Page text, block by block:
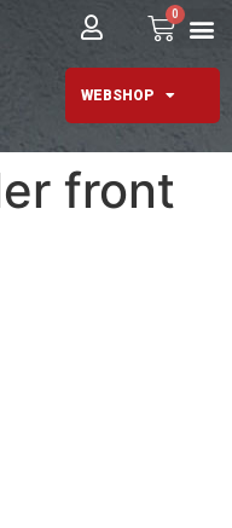
0
WEBSHOP
front